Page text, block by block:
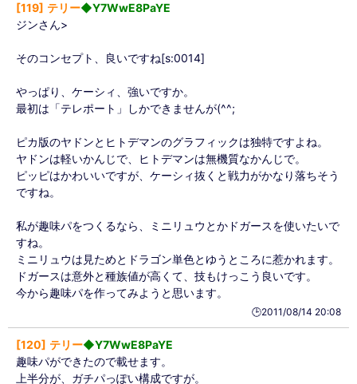
119 テリー◆Y7WwE8PaYE
ジンさん>
そのコンセプト、良いですね[s:0014]
やっぱり、ケーシィ、強いですか。
最初は「テレポート」しかできませんが(^^;
ピカ版のヤドンとヒトデマンのグラフィックは独特ですよね。
ヤドンは軽いかんじで、ヒトデマンは無機質なかんじで。
ピッピはかわいいですが、ケーシィ抜くと戦力がかなり落ちそう
ですね。
私が趣味パをつくるなら、ミニリュウとかドガースを使いたいで
すね。
ミニリュウは見ためとドラゴン単色とゆうところに惹かれます。
ドガースは意外と種族値が高くて、技もけっこう良いです。
今から趣味パを作ってみようと思います。
🕒️2011/08/14 20:08
120 テリー◆Y7WwE8PaYE
趣味パができたので載せます。
上半分が、ガチパっぽい構成ですが。